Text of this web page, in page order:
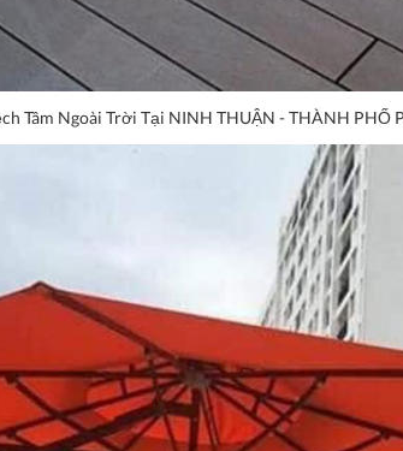
Tâm Ngoài Trời Tại NINH THUẬN - THÀNH PHỐ